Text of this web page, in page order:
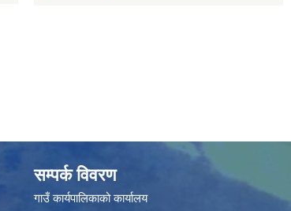
सम्पर्क विवरण
गाउँ कार्यपालिकाको कार्यालय